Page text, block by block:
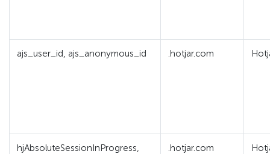
ajs_user_id, ajs_anonymous_id .hotjar.com
hjAbsoluteSessionInProgress,
.hotjar.com